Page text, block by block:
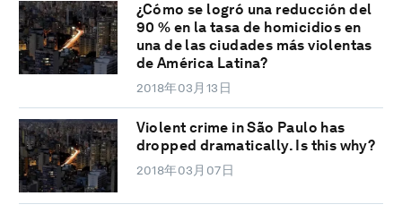
¿Cómo se logró una reducción del
90 % en la tasa de homicidios en
una de las ciudades más violentas
de América Latina?
2018年03月13日
Violent crime in São Paulo has
dropped dramatically. Is this why?
2018年03月07日